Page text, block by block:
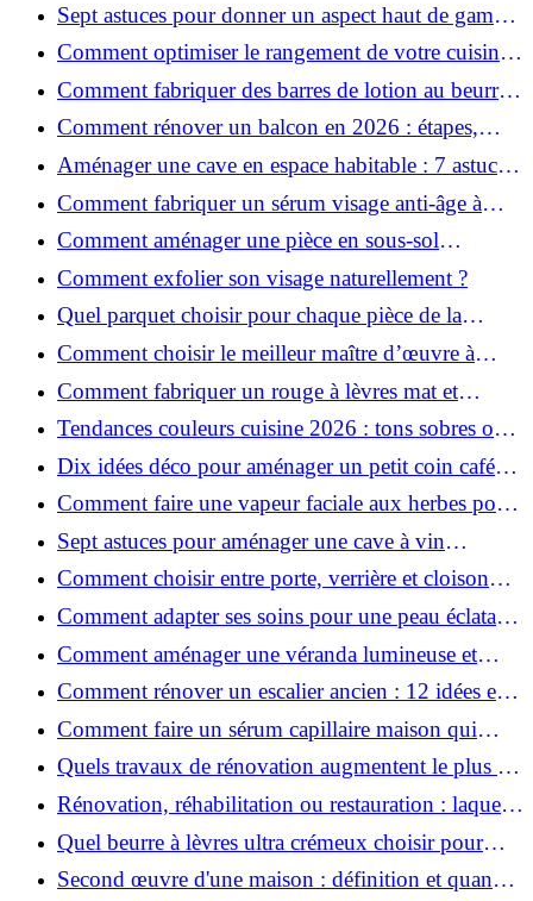
Sept astuces pour donner un aspect haut de gamme
à votre cuisine
Comment optimiser le rangement de votre cuisine
et gagner de la place ?
Comment fabriquer des barres de lotion au beurre
de karité ?
Comment rénover un balcon en 2026 : étapes,
budget et matériaux ?
Aménager une cave en espace habitable : 7 astuces
essentielles
Comment fabriquer un sérum visage anti-âge à
l'huile de rose musquée ?
Comment aménager une pièce en sous-sol
efficacement ?
Comment exfolier son visage naturellement ?
Quel parquet choisir pour chaque pièce de la
maison ?
Comment choisir le meilleur maître d’œuvre à
Grenoble en 2026 ?
Comment fabriquer un rouge à lèvres mat et
hydratant fait maison ?
Tendances couleurs cuisine 2026 : tons sobres ou
colorés, que choisir ?
Dix idées déco pour aménager un petit coin café
chez soi
Comment faire une vapeur faciale aux herbes pour
une peau plus saine et rajeunie ?
Sept astuces pour aménager une cave à vin
naturelle chez soi
Comment choisir entre porte, verrière et cloison
coulissante pour séparer vos pièces ?
Comment adapter ses soins pour une peau éclatante
en hiver ?
Comment aménager une véranda lumineuse et
conviviale : 12 idées déco
Comment rénover un escalier ancien : 12 idées et
astuces faciles pas à pas
Comment faire un sérum capillaire maison qui
stimule réellement la pousse des cheveux ?
Quels travaux de rénovation augmentent le plus la
valeur d'une maison pour la revente ?
Rénovation, réhabilitation ou restauration : laquelle
convient le mieux à mon logement ?
Quel beurre à lèvres ultra crémeux choisir pour
lèvres sèches et gercées?
Second œuvre d'une maison : définition et quand